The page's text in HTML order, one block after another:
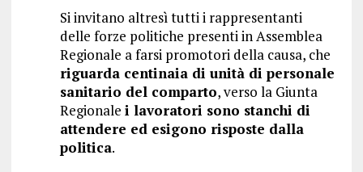
Si invitano altresì tutti i rappresentanti
delle forze politiche presenti in Assemblea
Regionale a farsi promotori della causa, che
riguarda centinaia di unità di personale
sanitario del comparto, verso la Giunta
Regionale i lavoratori sono stanchi di
attendere ed esigono risposte dalla
politica.